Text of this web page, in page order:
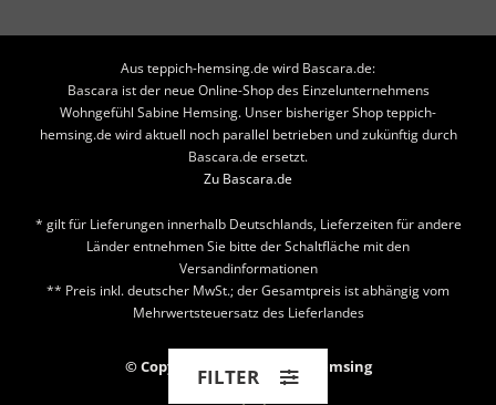
Aus teppich-hemsing.de wird Bascara.de:
Bascara ist der neue Online-Shop des Einzelunternehmens
Wohngefühl Sabine Hemsing. Unser bisheriger Shop teppich-
hemsing.de wird aktuell noch parallel betrieben und zukünftig durch
Bascara.de ersetzt.
Zu Bascara.de
* gilt für Lieferungen innerhalb Deutschlands, Lieferzeiten für andere
Länder entnehmen Sie bitte der Schaltfläche mit den
Versandinformationen
** Preis inkl. deutscher MwSt.; der Gesamtpreis ist abhängig vom
Mehrwertsteuersatz des Lieferlandes
© Copyright 2026 Teppich Hemsing
FILTER